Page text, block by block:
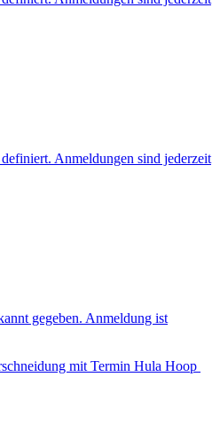
Anmeldungen sind jederzeit
gegeben. Anmeldung ist
mit Termin Hula Hoop